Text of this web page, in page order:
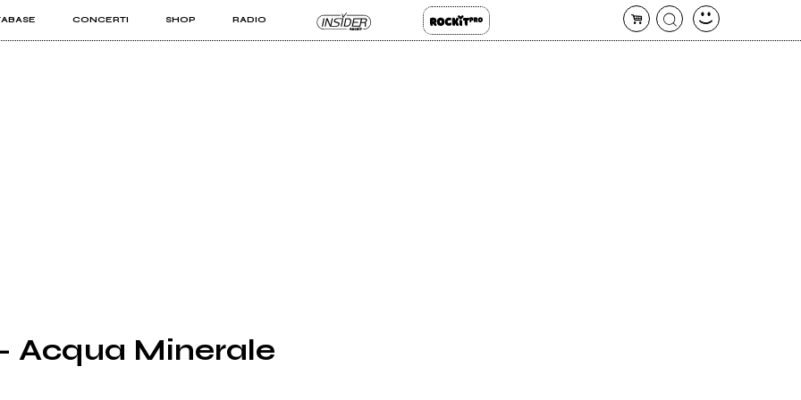
CONCERTI SHOP RADIO
PRO
Acqua Minerale